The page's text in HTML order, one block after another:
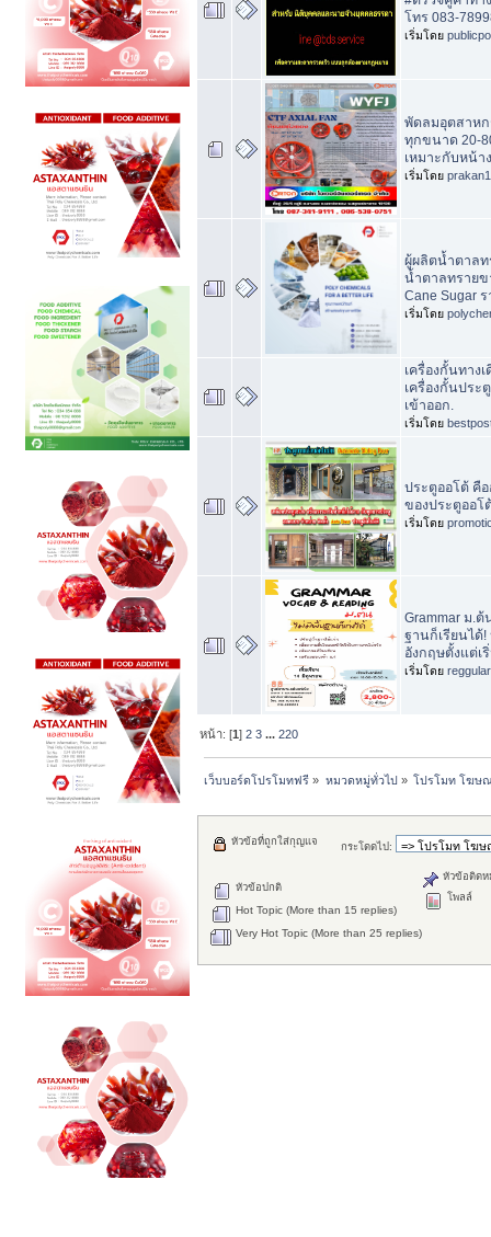
โทร 083-
เริ่มโดย
พัดลมอุตสาหก
ทุกขนาด 20-
เหมาะกับหน้า
เริ่มโดย
ผู้ผลิตน้ำตาลท
น้ำตาลทรายข
Cane Sugar
เริ่มโดย
เครื่องกั้นทาง
เครื่องกั้นประ
เข้าออก.
เริ่มโดย
ประตูออโต้ คือ
ของประตูออโ
เริ่มโดย
Grammar ม.
ฐานก็เรียนได้
อังกฤษตั้งแต่เ
เริ่มโดย
หน้า: [1]2 3 ...220
เว็บบอร์ดโปรโมทฟรี » หมวดหมู่ทั่วไป» โปรโมท โฆษ
กระโดดไป:
หัวข้อปกติ
Hot Topic (More than 15 replies)
Very Hot Topic (More than 25 replies)
หัวข้อที่ถูกใส่กุญแจ
หัวข้อติดห
โพลล์